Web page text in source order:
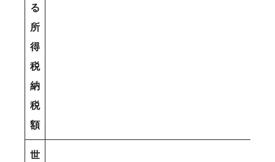
る
所
得
税
納
税
額
世